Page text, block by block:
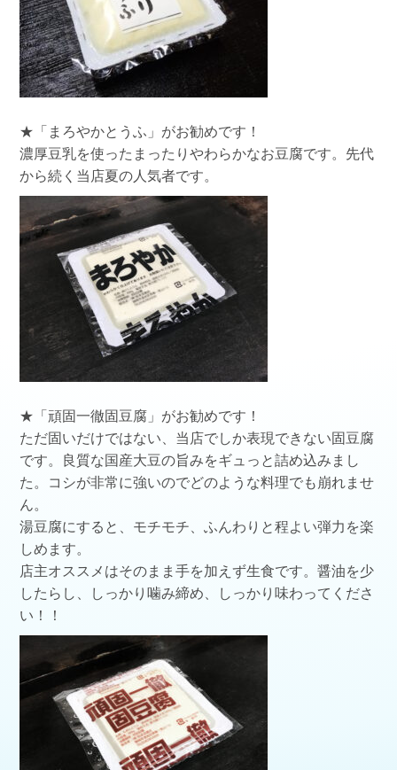
★ 「まろやかとうふ」 がお勧めです！
濃厚豆乳を使ったまったりやわらかなお豆腐です。先代
から続く当店夏の人気者です。
★ 「頑固一徹固豆腐」 がお勧めです！
ただ固いだけではない、当店でしか表現できない固豆腐
です。良質な国産大豆の旨みをギュっと詰め込みまし
た。コシが非常に強いのでどのような料理でも崩れませ
ん。
湯豆腐にすると、モチモチ、ふんわりと程よい弾力を楽
しめます。
店主オススメはそのまま手を加えず生食です。醤油を少
したらし、しっかり噛み締め、しっかり味わってくださ
い！！